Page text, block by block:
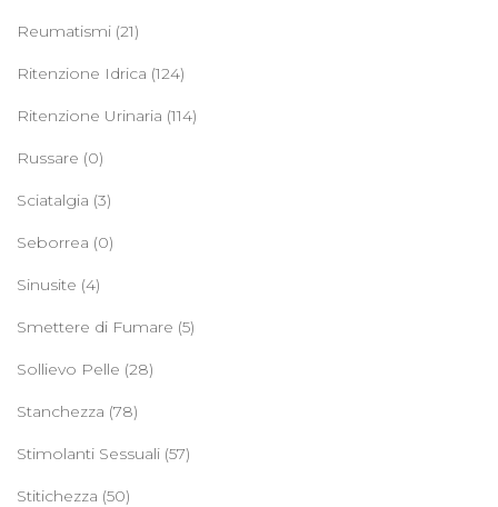
Reumatismi (21)
Ritenzione Idrica (124)
Ritenzione Urinaria (114)
Russare (0)
Sciatalgia (3)
Seborrea (0)
Sinusite (4)
Smettere di Fumare (5)
Sollievo Pelle (28)
Stanchezza (78)
Stimolanti Sessuali (57)
Stitichezza (50)